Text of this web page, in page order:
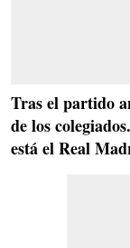
Tras el partido
de los
está el Real